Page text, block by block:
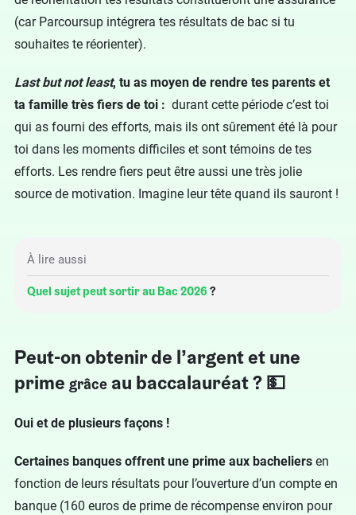
(car Parcoursup intégrera tes résultats de bac si tu
souhaites te réorienter).
Last but not least, tu as moyen de rendre tes parents et
ta famille très fiers de toi : durant cette période c’est toi
qui as fourni des efforts, mais ils ont sûrement été là pour
toi dans les moments difficiles et sont témoins de tes
efforts. Les rendre fiers peut être aussi une très jolie
source de motivation. Imagine leur tête quand ils sauront !
À lire aussi
Quel sujet peut sortir au Bac 2026 ?
Peut-on obtenir de l’argent et une
prime grâce au baccalauréat ? 💵
Oui et de plusieurs façons !
Certaines banques offrent une prime aux bacheliers en
fonction de leurs résultats pour l’ouverture d’un compte en
banque (160 euros de prime de récompense environ pour